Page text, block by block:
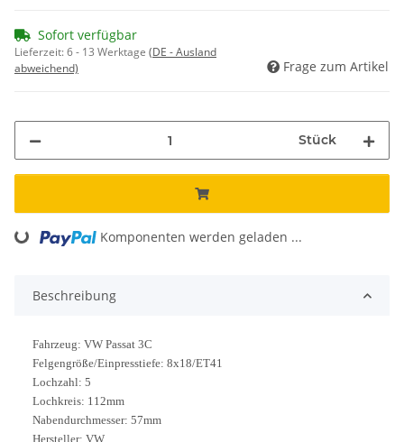
Sofort verfügbar
Lieferzeit:6 - 13 Werktage (DE - Ausland
abweichend)
Frage zum Artikel
Stück
Loading... Komponenten werden geladen ...
Beschreibung
Fahrzeug: VW Passat 3C
Felgengröße/Einpresstiefe: 8x18/ET41
Lochzahl: 5
Lochkreis: 112mm
Nabendurchmesser: 57mm
Hersteller: VW